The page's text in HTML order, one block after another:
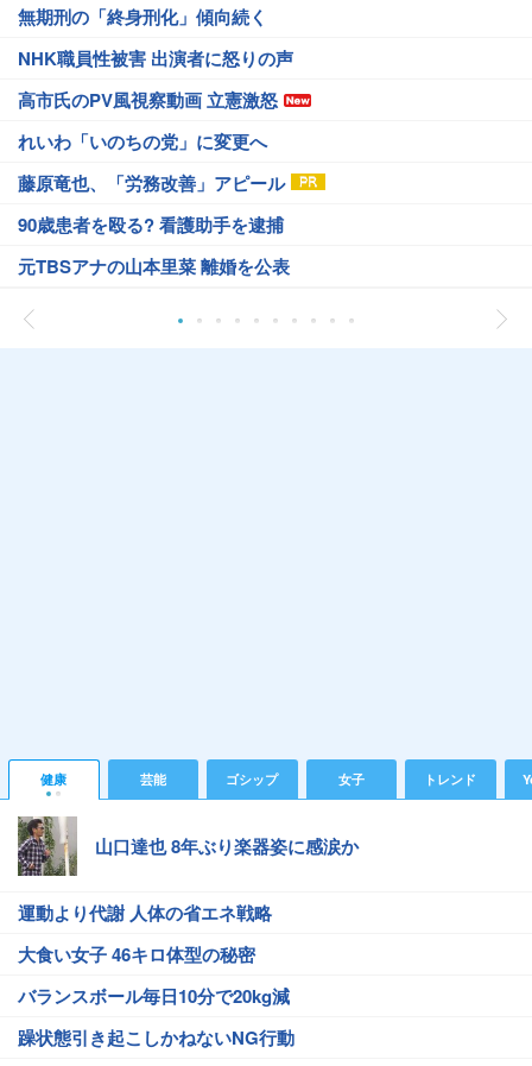
無期刑の「終身刑化」傾向続く
NHK職員性被害 出演者に怒りの声
高市氏のPV風視察動画 立憲激怒
れいわ「いのちの党」に変更へ
藤原竜也、「労務改善」アピール
90歳患者を殴る? 看護助手を逮捕
元TBSアナの山本里菜 離婚を公表
健康 芸能 ゴシップ 女子 トレンド
山口達也 8年ぶり楽器姿に感涙か
運動より代謝 人体の省エネ戦略
大食い女子 46キロ体型の秘密
バランスボール毎日10分で20kg減
躁状態引き起こしかねないNG行動